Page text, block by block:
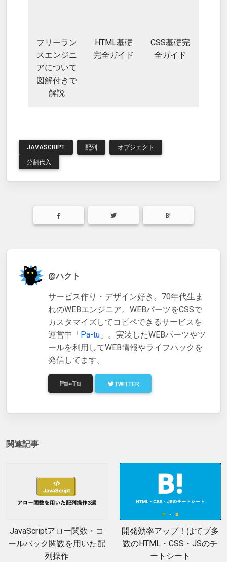
フリーラン
スエンジニ
アについて
図解付きで
解説
HTML基礎
完全ガイド
CSS基礎完
全ガイド
JAVASCRIPT 配列 オブジェクト
分割代入
B!
@ハクト
サービス作り・デザイン好き。70年代生ま
れのWEBエンジニア。WEBパーツをCSSで
カスタマイズしてコピペできるサービスを
運営中「Pa-tu 」。実装したWEBパーツやツ
ールを利用してWEB情報やライフハックを
発信してます。
TWITTER
関連記事
JavaScriptアロー関数・コ
ールバック関数を用いた配
列操作
開発効率アップ！はてブ多
数のHTML・CSS・JSのチ
ートシート